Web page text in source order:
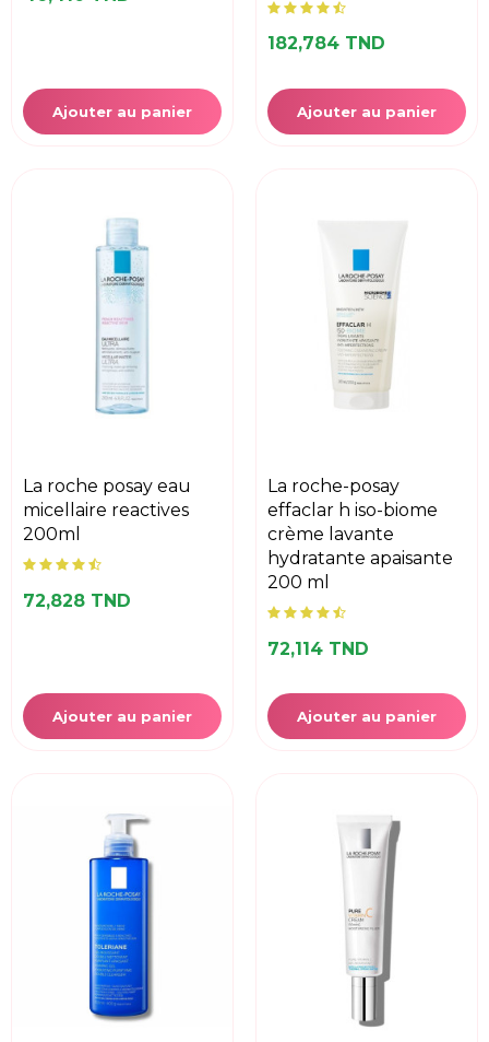
Ajouter au panier
182,784 TND
Ajouter au panier
la roche posay eau
micellaire reactives
200ml
72,828 TND
Ajouter au panier
la roche-posay
effaclar h iso-biome
crème lavante
hydratante apaisante
200 ml
72,114 TND
Ajouter au panier